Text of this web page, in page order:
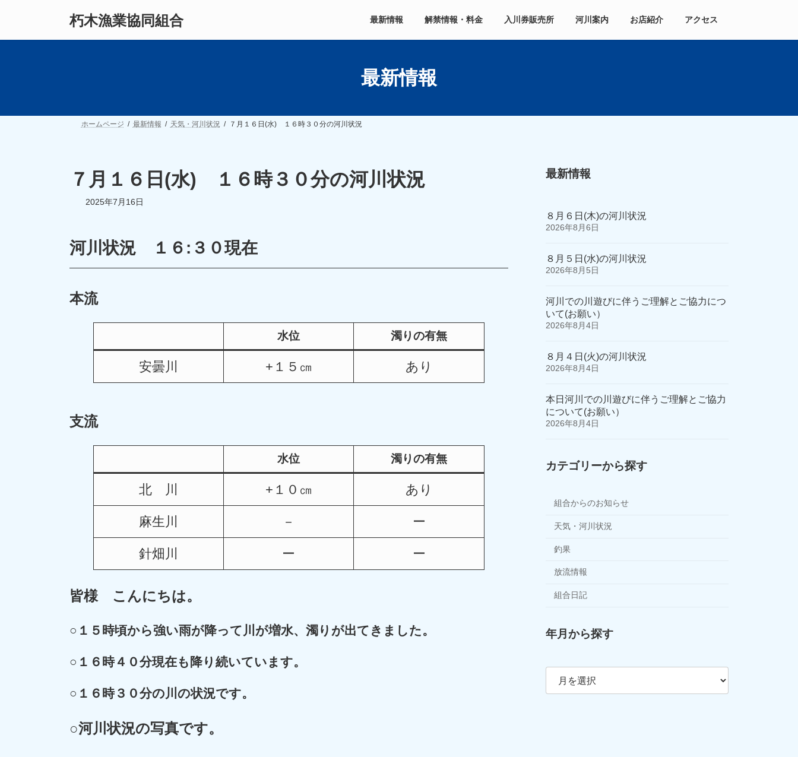
ン
プ
ー
動
朽木漁業協同組合 最新情報 解禁情報・料金 入川券販売所 河川案内 お店紹介 アクセス
最新情報
ホームページ 最新情報 天気・河川状況 ７月１６日(水) １６時３０分の河川状況
７月１６日(水) １６時３０分の河川状況
2025年7月16日
河川状況 １６:３０現在
本流
水位 濁りの有無
安曇川 +１５㎝ あり
支流
水位 濁りの有無
北 川 +１０㎝ あり
麻生川 － ー
針畑川 ー ー
皆様 こんにちは。
○ １５時頃から強い雨が降って川が増水、濁りが出てきました。
○１６時４０分現在も降り続いています。
○ １６時３０分の川の状況です。
○河川状況の写真です。
最新情報
８月６日(木)の河川状況
2026年8月6日
８月５日(水)の河川状況
2026年8月5日
河川での川遊びに伴うご理解とご協力につ
いて(お願い）
2026年8月4日
８月４日(火)の河川状況
2026年8月4日
本日河川での川遊びに伴うご理解とご協力
について(お願い）
2026年8月4日
カテゴリーから探す
組合からのお知らせ
天気・河川状況
釣果
放流情報
組合日記
年月から探す
ア
カ